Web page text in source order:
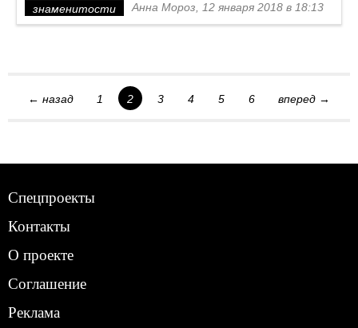
знаменитости Анна Мороз, 12 января 2018 в 18:13
← назад 1 2 3 4 5 6 вперед →
Спецпроекты
Контакты
О проекте
Соглашение
Реклама